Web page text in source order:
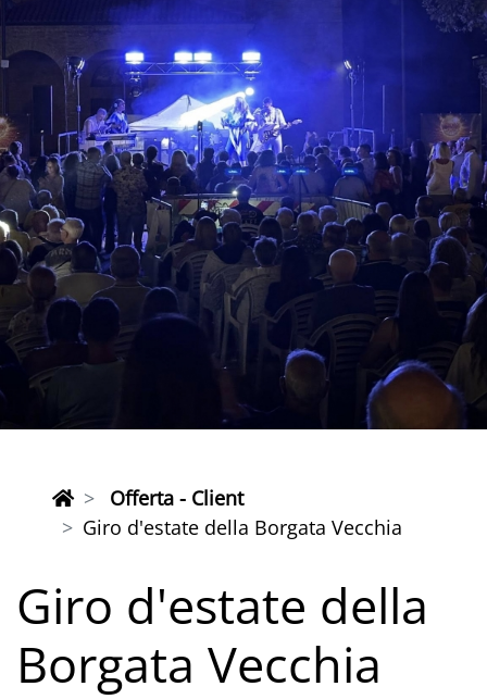
Offerta - Client
Giro d'estate della Borgata Vecchia
Giro d'estate della
Borgata Vecchia